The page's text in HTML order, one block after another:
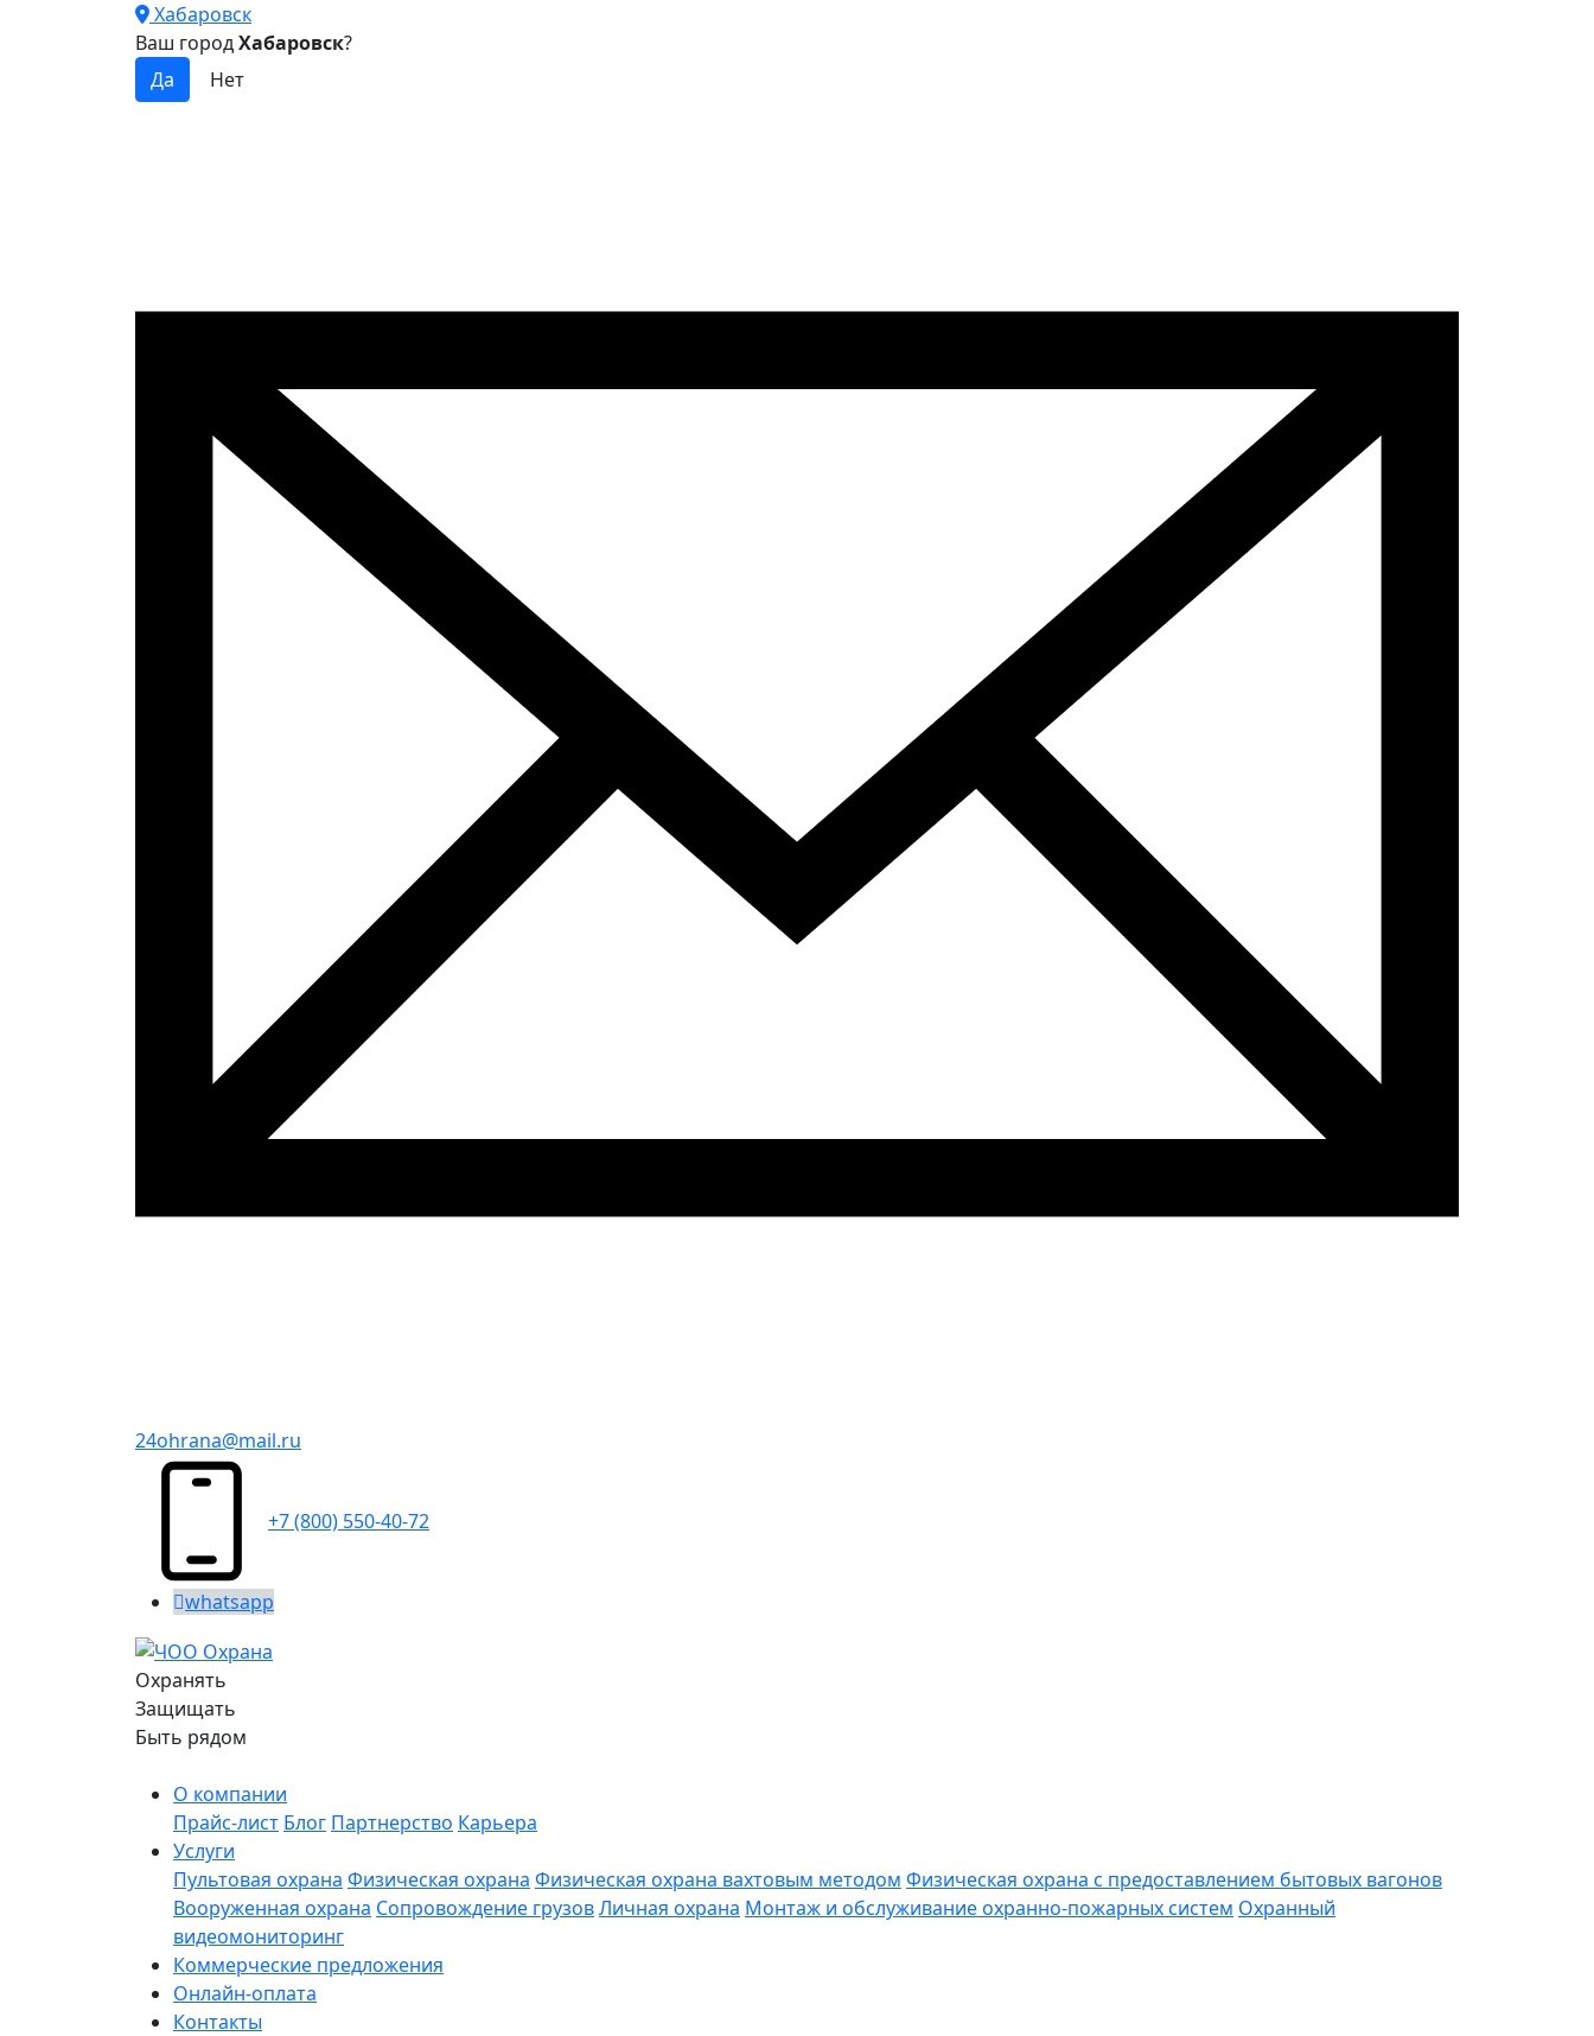
Хабаровск
Ваш городХабаровск?
24ohrana@mail.ru
+7 (800) 550-40-72
whatsapp
Охранять
Защищать
Быть рядом
О компании
Прайс-лист Блог Партнерство Карьера
Услуги
Пультовая охрана Физическая охрана Физическая охрана вахтовым методом Физическая охрана с предоставлением бытовых вагонов
Вооруженная охрана Сопровождение грузовЛичная охрана Монтаж и обслуживание охранно-пожарных систем Охранный
видеомониторинг
Коммерческие предложения
Онлайн-оплата
Контакты